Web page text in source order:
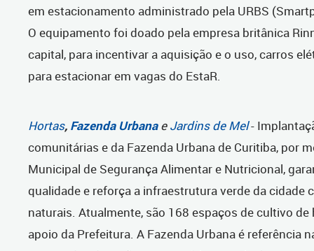
em estacionamento administrado pela URBS
O equipamento foi doado pela empresa britânica
capital, para incentivar a aquisição e o uso, carros
para estacionar em vagas do EstaR.
Hortas, Fazenda Urbana eJardins de Mel-
comunitárias e da Fazenda Urbana de Curitiba, por
Municipal de Segurança Alimentar e Nutricional,
qualidade e reforça a infraestrutura verde da cidade
naturais. Atualmente, são 168 espaços de cultivo
apoio da Prefeitura. A Fazenda Urbana é referência